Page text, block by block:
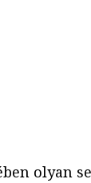
olyan